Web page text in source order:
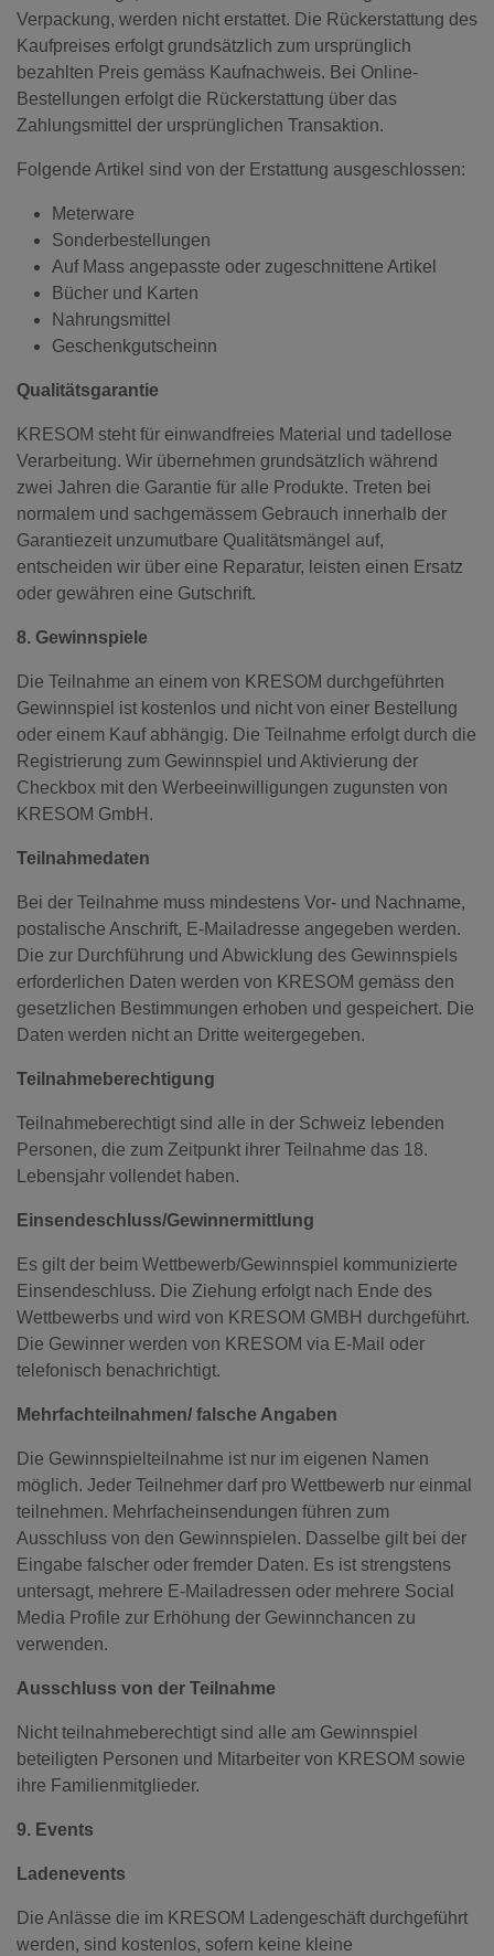
Verpackung, werden nicht erstattet. Die Rückerstattung des
Kaufpreises erfolgt grundsätzlich zum ursprünglich
bezahlten Preis gemäss Kaufnachweis. Bei Online-
Bestellungen erfolgt die Rückerstattung über das
Zahlungsmittel der ursprünglichen Transaktion.
Folgende Artikel sind von der Erstattung ausgeschlossen:
Meterware
Sonderbestellungen
Auf Mass angepasste oder zugeschnittene Artikel
Bücher und Karten
Nahrungsmittel
Geschenkgutscheinn
Qualitätsgarantie
KRESOM steht für einwandfreies Material und tadellose
Verarbeitung. Wir übernehmen grundsätzlich während
zwei Jahren die Garantie für alle Produkte. Treten bei
normalem und sachgemässem Gebrauch innerhalb der
Garantiezeit unzumutbare Qualitätsmängel auf,
entscheiden wir über eine Reparatur, leisten einen Ersatz
oder gewähren eine Gutschrift.
8. Gewinnspiele
Die Teilnahme an einem von KRESOM durchgeführten
Gewinnspiel ist kostenlos und nicht von einer Bestellung
oder einem Kauf abhängig. Die Teilnahme erfolgt durch die
Registrierung zum Gewinnspiel und Aktivierung der
Checkbox mit den Werbeeinwilligungen zugunsten von
KRESOM GmbH.
Teilnahmedaten
Bei der Teilnahme muss mindestens Vor- und Nachname,
postalische Anschrift, E-Mailadresse angegeben werden.
Die zur Durchführung und Abwicklung des Gewinnspiels
erforderlichen Daten werden von KRESOM gemäss den
gesetzlichen Bestimmungen erhoben und gespeichert. Die
Daten werden nicht an Dritte weitergegeben.
Teilnahmeberechtigung
Teilnahmeberechtigt sind alle in der Schweiz lebenden
Personen, die zum Zeitpunkt ihrer Teilnahme das 18.
Lebensjahr vollendet haben.
Einsendeschluss/Gewinnermittlung
Es gilt der beim Wettbewerb/Gewinnspiel kommunizierte
Einsendeschluss. Die Ziehung erfolgt nach Ende des
Wettbewerbs und wird von KRESOM GMBH durchgeführt.
Die Gewinner werden von KRESOM via E-Mail oder
telefonisch benachrichtigt.
Mehrfachteilnahmen/ falsche Angaben
Die Gewinnspielteilnahme ist nur im eigenen Namen
möglich. Jeder Teilnehmer darf pro Wettbewerb nur einmal
teilnehmen. Mehrfacheinsendungen führen zum
Ausschluss von den Gewinnspielen. Dasselbe gilt bei der
Eingabe falscher oder fremder Daten. Es ist strengstens
untersagt, mehrere E-Mailadressen oder mehrere Social
Media Profile zur Erhöhung der Gewinnchancen zu
verwenden.
Ausschluss von der Teilnahme
Nicht teilnahmeberechtigt sind alle am Gewinnspiel
beteiligten Personen und Mitarbeiter von KRESOM sowie
ihre Familienmitglieder.
9. Events
Ladenevents
Die Anlässe die im KRESOM Ladengeschäft durchgeführt
werden, sind kostenlos, sofern keine kleine